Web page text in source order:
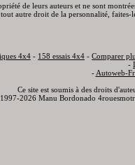
de leurs auteurs et ne sont
autre droit de la personnalité,
4x4 - 158 essais 4x4 - Comparer
-
- Autoweb-
Ce site est soumis à des droits
2026 Manu Bordonado